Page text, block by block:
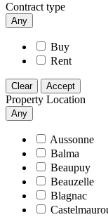
Contract type
Any
Buy
Rent
Clear Accept
Property Location
Any
Aussonne
Balma
Beaupuy
Beauzelle
Blagnac